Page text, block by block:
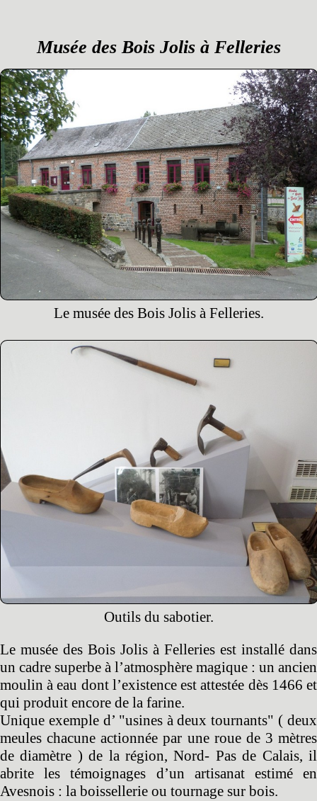
Musée des Bois Jolis à Felleries
Le musée des Bois Jolis à Felleries.
Outils du sabotier.
Le musée des Bois Jolis à Felleries est installé dans
un cadre superbe à l’atmosphère magique : un ancien
moulin à eau dont l’existence est attestée dès 1466 et
qui produit encore de la farine.
Unique exemple d’ "usines à deux tournants" ( deux
meules chacune actionnée par une roue de 3 mètres
de diamètre ) de la région, Nord- Pas de Calais, il
abrite les témoignages d’un artisanat estimé en
Avesnois : la boissellerie ou tournage sur bois.